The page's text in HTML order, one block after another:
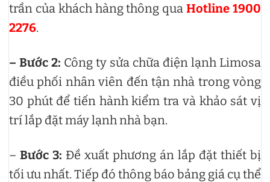
trần của khách hàng thông quaHotline 1900
2276.
– Bước 2: Công ty sửa chữa điện lạnh Limosa
điều phối nhân viên đến tận nhà trong vòng
30 phút để tiến hành kiểm tra và khảo sát vị
trí lắp đặt máy lạnh nhà bạn.
– Bước 3: Đề xuất phương án lắp đặt thiết bị
tối ưu nhất. Tiếp đó thông báo bảng giá cụ thể